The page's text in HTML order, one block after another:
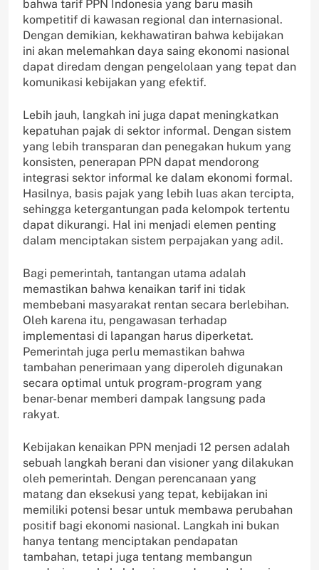
bahwa tarif PPN Indonesia yang baru masih
kompetitif di kawasan regional dan internasional.
Dengan demikian, kekhawatiran bahwa kebijakan
ini akan melemahkan daya saing ekonomi nasional
dapat diredam dengan pengelolaan yang tepat dan
komunikasi kebijakan yang efektif.
Lebih jauh, langkah ini juga dapat meningkatkan
kepatuhan pajak di sektor informal. Dengan sistem
yang lebih transparan dan penegakan hukum yang
konsisten, penerapan PPN dapat mendorong
integrasi sektor informal ke dalam ekonomi formal.
Hasilnya, basis pajak yang lebih luas akan tercipta,
sehingga ketergantungan pada kelompok tertentu
dapat dikurangi. Hal ini menjadi elemen penting
dalam menciptakan sistem perpajakan yang adil.
Bagi pemerintah, tantangan utama adalah
memastikan bahwa kenaikan tarif ini tidak
membebani masyarakat rentan secara berlebihan.
Oleh karena itu, pengawasan terhadap
implementasi di lapangan harus diperketat.
Pemerintah juga perlu memastikan bahwa
tambahan penerimaan yang diperoleh digunakan
secara optimal untuk program-program yang
benar-benar memberi dampak langsung pada
rakyat.
Kebijakan kenaikan PPN menjadi 12 persen adalah
sebuah langkah berani dan visioner yang dilakukan
oleh pemerintah. Dengan perencanaan yang
matang dan eksekusi yang tepat, kebijakan ini
memiliki potensi besar untuk membawa perubahan
positif bagi ekonomi nasional. Langkah ini bukan
hanya tentang menciptakan pendapatan
tambahan, tetapi juga tentang membangun